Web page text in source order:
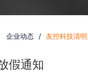
企业动态 友控科技清
假通知